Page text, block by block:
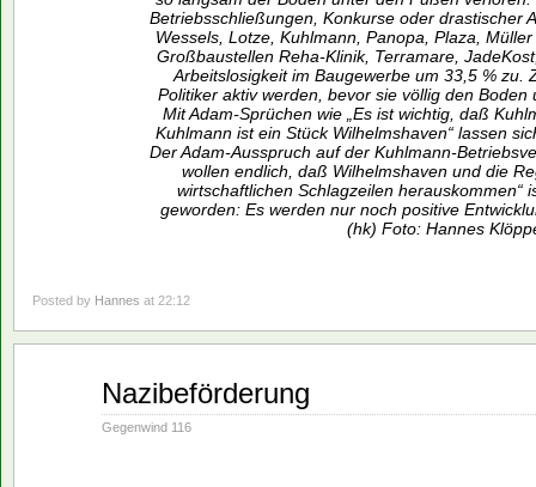
Betriebsschließungen, Konkurse oder drastischer
Wessels, Lotze, Kuhlmann, Panopa, Plaza,
Großbaustellen Reha-Klinik, Terramare,
Arbeitslosigkeit im Baugewerbe um 33,5 % zu.
Politiker aktiv werden, bevor sie völlig den
Mit Adam-Sprüchen wie „Es ist wichtig, daß
Kuhlmann ist ein Stück Wilhelmshaven“ lassen
Der Adam-Ausspruch auf der Kuhlmann-
wollen endlich, daß Wilhelmshaven und die
wirtschaftlichen Schlagzeilen herauskommen“
geworden: Es werden nur noch positive
(hk) Foto: Hannes
Posted by Hannes at 22:12
Nazibeförderung
Gegenwind 116